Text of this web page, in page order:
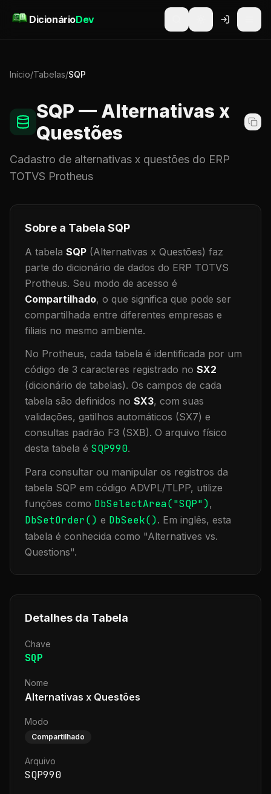
DicionárioDev
Início/Tabelas/SQP
SQP — Alternativas x
Questões
Cadastro de alternativas x questões do ERP
TOTVS Protheus
Sobre a Tabela SQP
A tabela SQP (Alternativas x Questões) faz
parte do dicionário de dados do ERP TOTVS
Protheus. Seu modo de acesso é
Compartilhado, o que significa que pode ser
compartilhada entre diferentes empresas e
filiais no mesmo ambiente.
No Protheus, cada tabela é identificada por um
código de 3 caracteres registrado no SX2
(dicionário de tabelas). Os campos de cada
tabela são definidos no SX3, com suas
validações, gatilhos automáticos (SX7) e
consultas padrão F3 (SXB). O arquivo físico
desta tabela é SQP990.
Para consultar ou manipular os registros da
tabela SQP em código ADVPL/TLPP, utilize
funções como DbSelectArea("SQP"),
DbSetOrder() e DbSeek(). Em inglês, esta
tabela é conhecida como "Alternatives vs.
Questions".
Detalhes da Tabela
Chave
SQP
Nome
Alternativas x Questões
Modo
Compartilhado
Arquivo
SQP990